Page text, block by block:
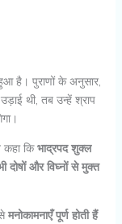
है। पुराणों के अनुसार,
थी, तब उन्हें श्राप
कहा किभाद्रपद शुक्ल
दोषों और विघ्नों से मुक्त
मनोकामनाएँ पूर्ण होती हैं